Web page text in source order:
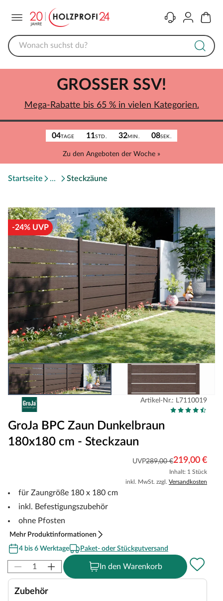
KontaktKonto
04TAGE 11STD. 32MIN. 08SEK.
Zu den Angeboten der Woche »
GROSSER SSV!
Mega-Rabatte bis 65 % in vielen Kategorien.
Startseite Steckzäune
-24% UVP
Artikel-Nr.: L7110019
GroJa BPC Zaun Dunkelbraun
180x180 cm - Steckzaun
UVP289,00 €219,00 €
Inhalt: 1 Stück
inkl. MwSt. zzgl. Versandkosten
für Zaungröße 180 x 180 cm
inkl. Befestigungszubehör
ohne Pfosten
Mehr Produktinformationen
4 bis 6 Werktage
Paket- oder Stückgutversand
In den Warenkorb
Zubehör